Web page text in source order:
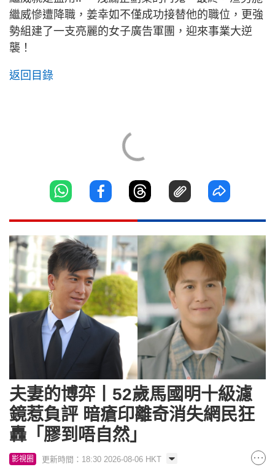
繼威慘遭降職，姜幸如不僅成功接替他的職位，更強
勢組建了一支亮麗的女子廣告軍團，迎來事業大逆
襲！
返回目錄
夫妻的博弈丨52歲馬國明十級濾
鏡惹負評 暗瘡印離奇消失網民狂
轟「膠到唔自然」
影視圈 更新時間：18:30 2026-08-06 HKT